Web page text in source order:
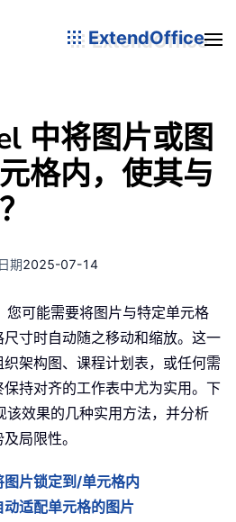
ExtendOffice
中将图片或图
格内，使其与
期2025-07-14
可能需要将图片与特定单元格
寸时自动随之移动和缩放。这一
架构图、课程计划表，或任何需
持对齐的工作表中尤为实用。下
效果的几种实用方法，并分析
局限性。
片锁定到/单元格内
适配单元格的图片